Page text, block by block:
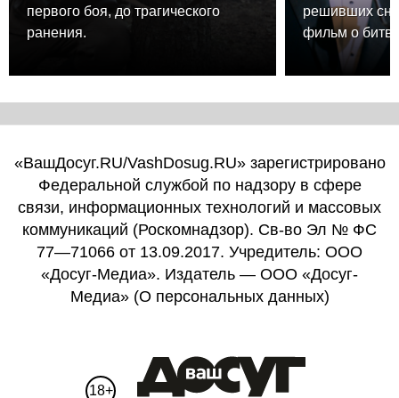
первого боя, до трагического
ранения.
решивших
фильм о
«ВашДосуг.RU/VashDosug.RU» зарегистрировано
Федеральной службой по надзору в сфере
связи, информационных технологий и массовых
коммуникаций (Роскомнадзор). Св-во Эл № ФС
77—71066 от 13.09.2017. Учредитель: ООО
«Досуг-Медиа». Издатель — ООО «Досуг-
Медиа» (О персональных данных)
18+